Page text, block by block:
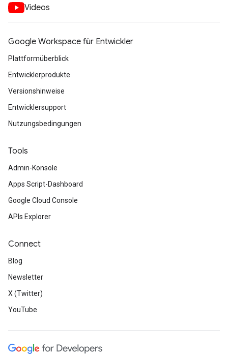
Videos
Google Workspace für Entwickler
Plattformüberblick
Entwicklerprodukte
Versionshinweise
Entwicklersupport
Nutzungsbedingungen
Tools
Admin-Konsole
Apps Script-Dashboard
Google Cloud Console
APIs Explorer
Connect
Blog
Newsletter
X (Twitter)
YouTube